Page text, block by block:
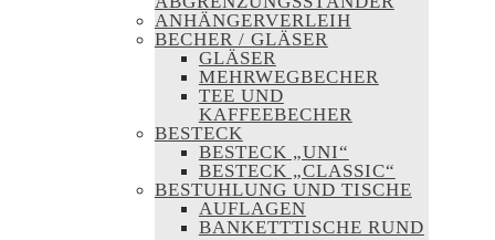
ANHÄNGERVERLEIH
BECHER / GLÄSER
GLÄSER
MEHRWEGBECHER
TEE UND
KAFFEEBECHER
BESTECK
BESTECK „UNI“
BESTECK „CLASSIC“
BESTUHLUNG UND TISCHE
AUFLAGEN
BANKETTTISCHE RUND